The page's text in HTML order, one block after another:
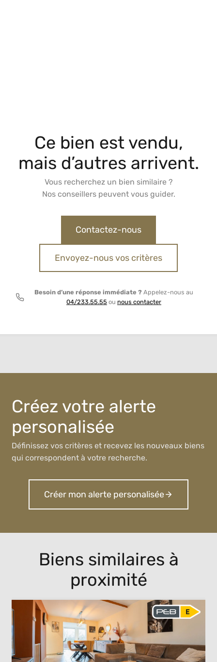
Ce bien est vendu,
mais d’autres arrivent.
Vous recherchez un bien similaire ?
Nos conseillers peuvent vous guider.
Contactez-nous
Envoyez-nous vos critères
Besoin d’une réponse immédiate ? Appelez-nous au
04/233.55.55 ou nous contacter
Créez votre alerte
personalisée
Définissez vos critères et recevez les nouveaux biens
qui correspondent à votre recherche.
Créer mon alerte personalisée
Biens similaires à
proximité